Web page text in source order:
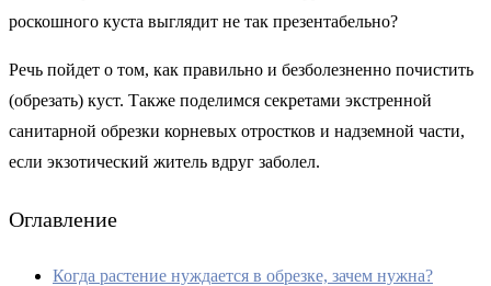
роскошного куста выглядит не так презентабельно?
Речь пойдет о том, как правильно и безболезненно почистить
(обрезать) куст. Также поделимся секретами экстренной
санитарной обрезки корневых отростков и надземной части,
если экзотический житель вдруг заболел.
Оглавление
Когда растение нуждается в обрезке, зачем нужна?